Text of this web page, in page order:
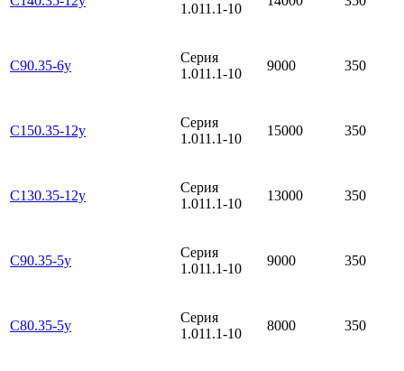
1.011.1-10
С90.35-6у
Серия
1.011.1-10
9000 350
С150.35-12у
Серия
1.011.1-10
15000 350
С130.35-12у
Серия
1.011.1-10
13000 350
С90.35-5у
Серия
1.011.1-10
9000 350
С80.35-5у
Серия
1.011.1-10
8000 350